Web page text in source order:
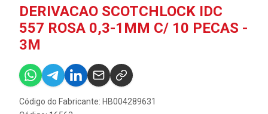
DERIVACAO SCOTCHLOCK IDC
557 ROSA 0,3-1MM C/ 10 PECAS -
3M
Código do Fabricante: HB004289631